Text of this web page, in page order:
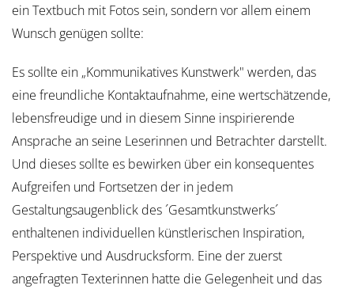
ein Textbuch mit Fotos sein, sondern vor allem einem
Wunsch genügen sollte:
Es sollte ein „Kommunikatives Kunstwerk" werden, das
eine freundliche Kontaktaufnahme, eine wertschätzende,
lebensfreudige und in diesem Sinne inspirierende
Ansprache an seine Leserinnen und Betrachter darstellt.
Und dieses sollte es bewirken über ein konsequentes
Aufgreifen und Fortsetzen der in jedem
Gestaltungsaugenblick des ´Gesamtkunstwerks´
enthaltenen individuellen künstlerischen Inspiration,
Perspektive und Ausdrucksform. Eine der zuerst
angefragten Texterinnen hatte die Gelegenheit und das